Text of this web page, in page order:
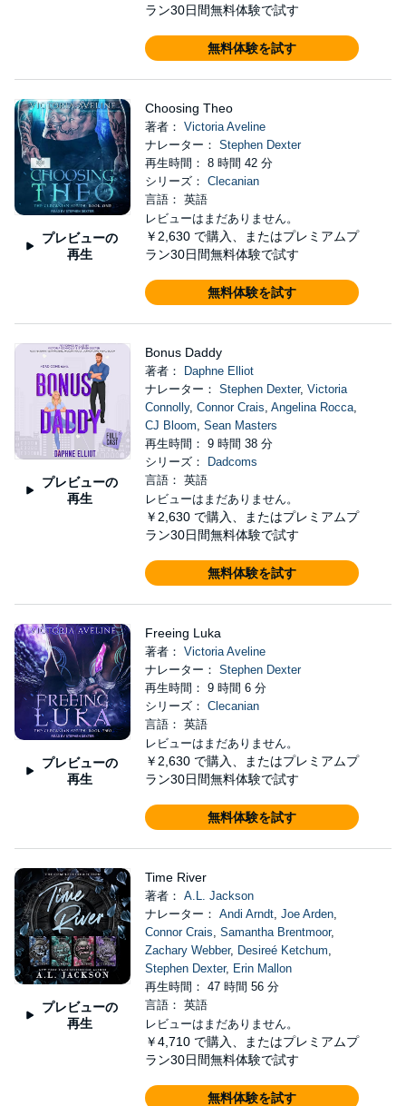
ラン30日間無料体験で試す
無料体験を試す
プレビューの
再生
Choosing Theo
著者： Victoria Aveline
ナレーター： Stephen Dexter
再生時間： 8 時間 42 分
シリーズ： Clecanian
言語： 英語
レビューはまだありません。
￥2,630 で購入、またはプレミアムプ
ラン30日間無料体験で試す
無料体験を試す
プレビューの
再生
Bonus Daddy
著者：
Daphne Elliot
ナレーター： Stephen Dexter, Victoria
Connolly, Connor Crais, Angelina Rocca,
CJ Bloom, Sean Masters
再生時間： 9 時間 38 分
シリーズ：
Dadcoms
言語： 英語
レビューはまだありません。
￥2,630 で購入、またはプレミアムプ
ラン30日間無料体験で試す
無料体験を試す
プレビューの
再生
Freeing Luka
著者： Victoria Aveline
ナレーター： Stephen Dexter
再生時間： 9 時間 6 分
シリーズ： Clecanian
言語： 英語
レビューはまだありません。
￥2,630 で購入、またはプレミアムプ
ラン30日間無料体験で試す
無料体験を試す
プレビューの
再生
Time River
著者： A.L. Jackson
ナレーター： Andi Arndt, Joe Arden,
Connor Crais, Samantha Brentmoor,
Zachary Webber, Desireé Ketchum,
Stephen Dexter, Erin Mallon
再生時間： 47 時間 56 分
言語： 英語
レビューはまだありません。
￥4,710 で購入、またはプレミアムプ
ラン30日間無料体験で試す
無料体験を試す